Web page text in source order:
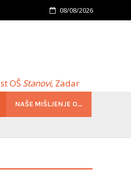
08/08/2026
OŠStanovi, Zadar
NAŠE MIŠLJENJE O…